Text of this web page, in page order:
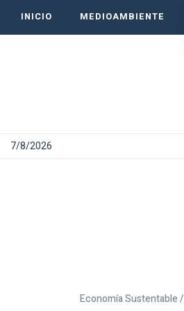
INICIO MEDIOAMBIENTE
7/8/2026
Economía Sustentable /